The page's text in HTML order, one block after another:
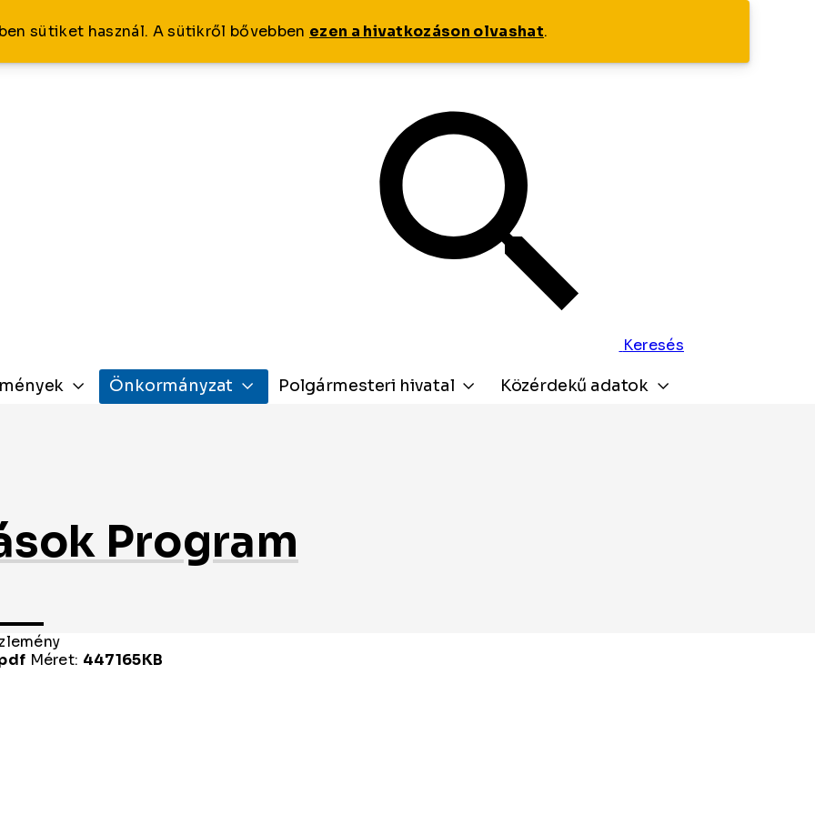
sütiket használ. A sütikről bővebben ezen a hivatkozáson olvashat.
Keresés
Önkormányzat Polgármesteri hivatal Közérdekű adatok
Program
Méret: 447165KB